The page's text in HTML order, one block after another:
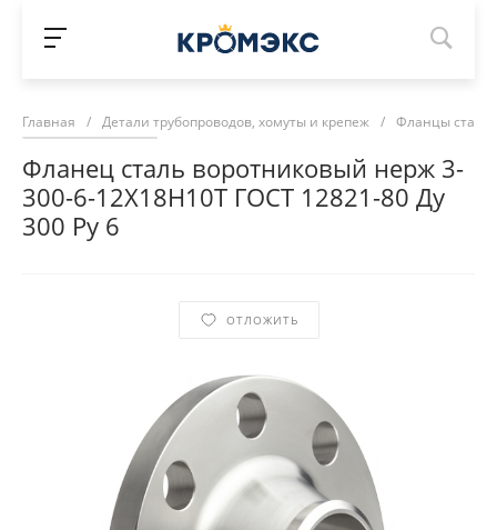
Главная / Детали трубопроводов, хомуты и крепеж / Фланцы
Фланец сталь воротниковый нерж 3-
300-6-12Х18Н10Т ГОСТ 12821-80 Ду
300 Ру 6
ОТЛОЖИТЬ